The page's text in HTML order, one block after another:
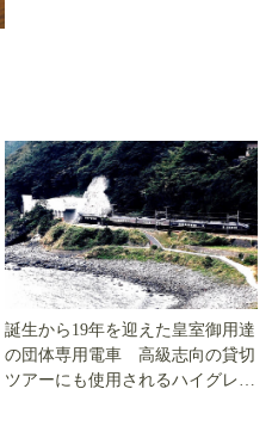
誕生から19年を迎えた皇室御用達
の団体専用電車 高級志向の貸切
ツアーにも使用されるハイグレー